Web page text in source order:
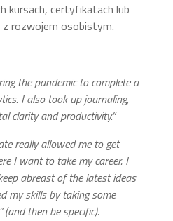
kursach, certyfikatach lub
z rozwojem osobistym.
the pandemic to complete a
I also took up journaling,
clarity and productivity.”
really allowed me to get
I want to take my career. I
abreast of the latest ideas
my skills by taking some
(and then be specific).